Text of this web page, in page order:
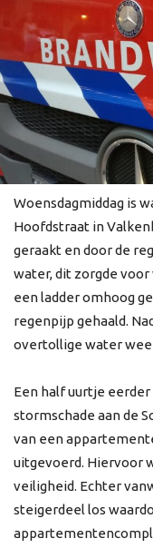
Woensdagmiddag is
Hoofdstraat in
geraakt en door de
water, dit zorgde
een ladder omhoog
regenpijp gehaald.
overtollige water
Een half uurtje
stormschade aan de
van een
uitgevoerd. Hiervoor
veiligheid. Echter
steigerdeel los